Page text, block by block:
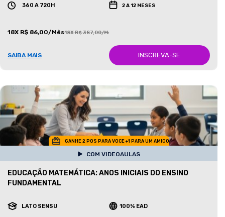
360 A 720H 2 A 12 MESES
18X R$ 86,00/Mês18X R$ 387,00/Mês
SAIBA MAIS INSCREVA-SE
GANHE 2 POS PARA VOCE +1 PARA UM AMIGO
COM VIDEOAULAS
EDUCAÇÃO MATEMÁTICA: ANOS INICIAIS DO ENSINO
FUNDAMENTAL
LATO SENSU 100% EAD